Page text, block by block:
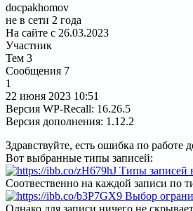
docpakhomov
не в сети 2 года
На сайте с 26.03.2023
Участник
Тем 3
Сообщения 7
1
22 июня 2023 10:51
Версия WP-Recall: 16.26.5
Версия дополнения: 1.12.2
Здравствуйте, есть ошибка по работе
Вот выбранные типы записей:
Соотвественно на каждой записи по
Однако для записи ничего не